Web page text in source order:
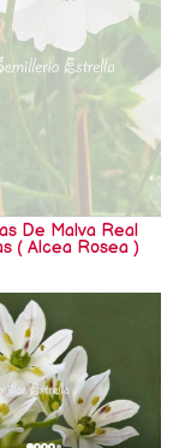
De Malva Real
( Alcea Rosea )